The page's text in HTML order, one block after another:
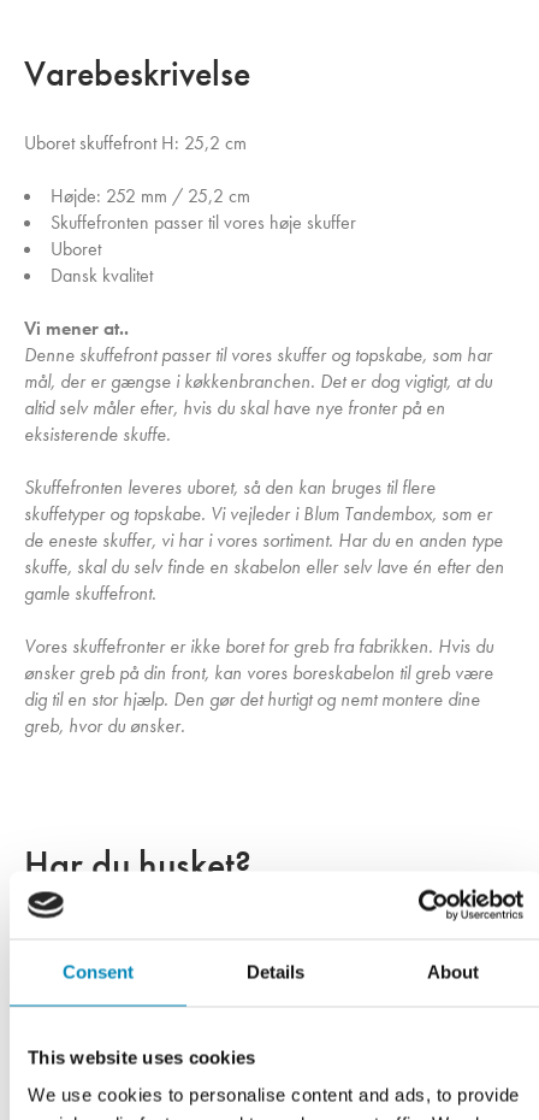
Consent Details About
This website uses cookies
We use cookies to personalise content and ads, to provide
Varebeskrivelse
Uboret skuffefront H: 25,2 cm
Højde: 252 mm / 25,2 cm
Skuffefronten passer til vores høje skuffer
Uboret
Dansk kvalitet
Vi mener at..
Denne skuffefront passer til vores skuffer og topskabe, som har
mål, der er gængse i køkkenbranchen. Det er dog vigtigt, at du
altid selv måler efter, hvis du skal have nye fronter på en
eksisterende skuffe.
Skuffefronten leveres uboret, så den kan bruges til flere
skuffetyper og topskabe. Vi vejleder i Blum Tandembox, som er
de eneste skuffer, vi har i vores sortiment. Har du en anden type
skuffe, skal du selv finde en skabelon eller selv lave én efter den
gamle skuffefront.
Vores skuffefronter er ikke boret for greb fra fabrikken. Hvis du
ønsker greb på din front, kan vores boreskabelon til greb være
dig til en stor hjælp. Den gør det hurtigt og nemt montere dine
greb, hvor du ønsker.
Har du husket?